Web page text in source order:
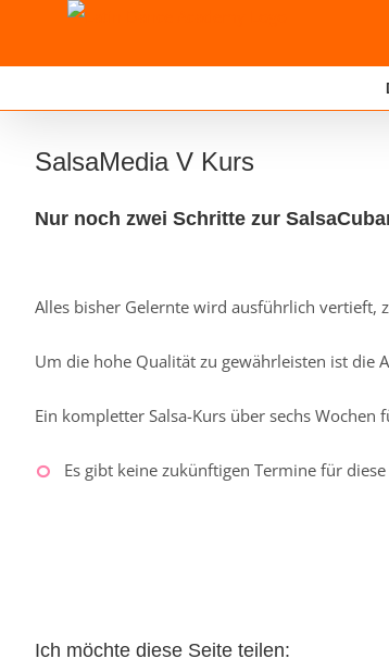
SalsaMedia V Kurs
Nur noch zwei Schritte zur
Alles bisher Gelernte wird ausführlich vertieft,
Um die hohe Qualität zu gewährleisten ist die
Ein kompletter Salsa-Kurs über sechs
Es gibt keine zukünftigen Termine für
Ich möchte diese Seite teilen: